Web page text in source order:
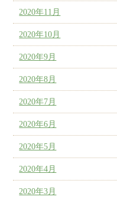
2020年11月
2020年10月
2020年9月
2020年8月
2020年7月
2020年6月
2020年5月
2020年4月
2020年3月